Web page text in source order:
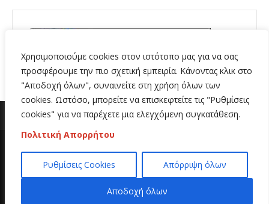
Χρησιμοποιούμε cookies στον ιστότοπο μας για να σας
προσφέρουμε την πιο σχετική εμπειρία. Κάνοντας κλικ στο
"Αποδοχή όλων", συναινείτε στη χρήση όλων των
cookies. Ωστόσο, μπορείτε να επισκεφτείτε τις "Ρυθμίσεις
cookies" για να παρέχετε μια ελεγχόμενη συγκατάθεση.
Πολιτική Απορρήτου
Ρυθμίσεις Cookies Απόρριψη όλων
Αποδοχή όλων
Copyright 2020 | All Rights Reserved | Κατασκευή
ιστοσελίδων
Hi Web